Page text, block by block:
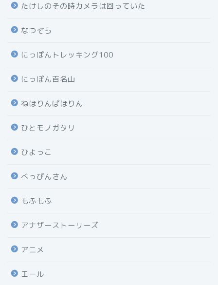
たけしのその時カメラは回っていた
なつぞら
にっぽんトレッキング100
にっぽん百名山
ねほりんぱほりん
ひとモノガタリ
ひよっこ
べっぴんさん
もふもふ
アナザーストーリーズ
アニメ
エール